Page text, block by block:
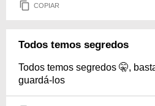
COPIAR
Todos temos segredos
Todos temos segredos 🤫,
guardá-los